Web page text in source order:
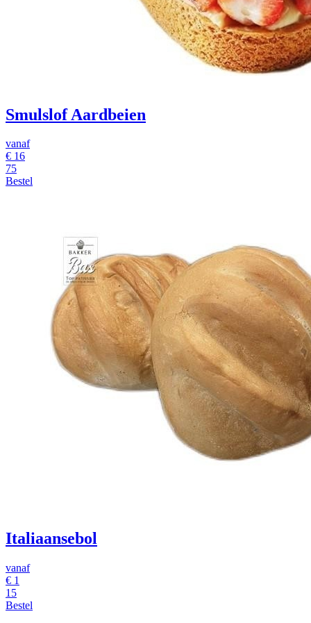
Smulslof Aardbeien
vanaf
€ 16
75
Bestel
Italiaansebol
vanaf
€ 1
15
Bestel